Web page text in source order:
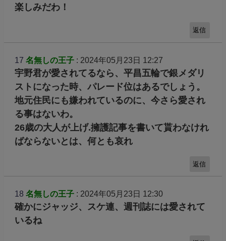
楽しみだわ！
返信
17 名無しの王子: 2024年05月23日 12:27
宇野君が愛されてるなら、平昌五輪で銀メダリ
ストになった時、パレード位はあるでしょう。
地元住民にも嫌われているのに、今さら愛され
る事はないわ。
26歳の大人が上げ.擁護記事を書いて貰わなけれ
ばならないとは、何とも哀れ
返信
18 名無しの王子: 2024年05月23日 12:30
確かにジャッジ、スケ連、週刊誌には愛されて
いるね